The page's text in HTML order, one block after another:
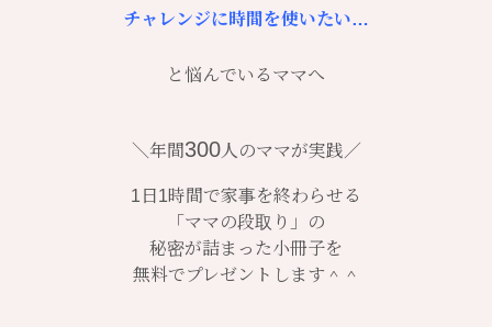
チャレンジに時間を使いたい…
と悩んでいるママへ
＼年間300人のママが実践／
1日1時間で家事を終わらせる
「ママの段取り」の
秘密が詰まった小冊子を
無料でプレゼントします＾＾